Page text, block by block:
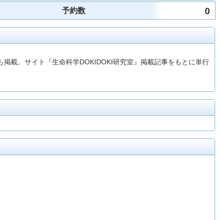
予約数 0
載。サイト『生命科学DOKIDOKI研究室』掲載記事をもとに単行